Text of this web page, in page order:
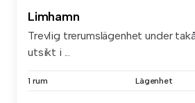
Limhamn
Trevlig trerumslägenhet under
utsikt i ...
1 rum Lägenhet